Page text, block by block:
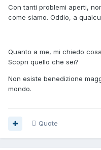
Con tanti problemi aperti,
come siamo. Oddio, a
Quanto a me, mi chiedo
Scopri quello che sei?
Non esiste benedizione
mondo.
Quote